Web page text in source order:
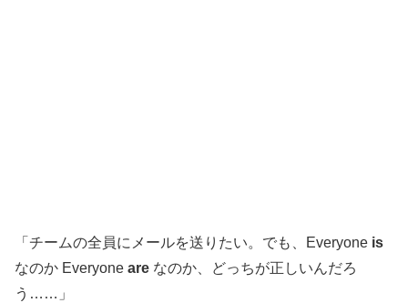
「チームの全員にメールを送りたい。でも、Everyone is
なのか Everyone are なのか、どっちが正しいんだろ
う……」